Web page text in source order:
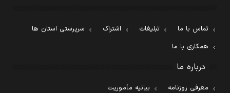
تماس با ما تبلیغات اشتراک
سرپرستی استان ها
همکاری با ما
درباره ما
معرفی روزنامه بیانیه مأموریت